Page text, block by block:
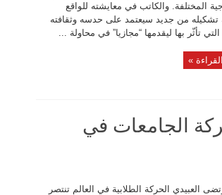
المختلفة. والكاتب في معايشته للواقع
تشكيله من جديد سيعتمد على حدسه وثقافته
التي تأثّر بها ليقدمها “مجازيا” في محاولة ...
»
الجامعات في
العبيدي الحركة الطلابية في العالم تنتصر